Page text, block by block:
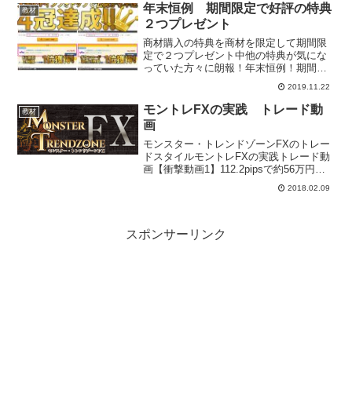
ぎり桃太郎のゆっくり現...
教材
年末恒例 期間限定で好評の特典
２つプレゼント
商材購入の特典を商材を限定して期間限
定で２つプレゼント中他の特典が気にな
っていた方々に朗報！年末恒例！期間限
定で、限定商材を当ブログ経由でご購入
の場合、好評の特典を２つ選べます！！
期間：11/21(木)12:00～11/28(木)11:59...
2019.11.22
教材
モントレFXの実践 トレード動
画
モンスター・トレンドゾーンFXのトレー
ドスタイルモントレFXの実践トレード動
画【衝撃動画1】112.2pipsで約56万円を
稼ぐ！【衝撃動画2】39.6pipsで約21万円
を稼ぐ！この動画をみていただければ、
2018.02.09
スポンサーリンク